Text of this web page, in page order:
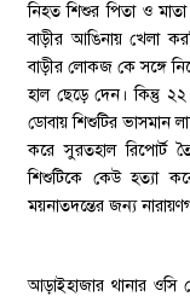
নিহত শিশুর পিতা ও
বাড়ীর আঙিনায় খেলা
বাড়ীর লোকজ কে সঙ্গে
হাল ছেড়ে দেন। কিন্তু
ডোবায় শিশুটির ভাসমান
করে সুরতহাল রিপোর্ট
শিশুটিকে কেউ হত্যা
ময়নাতদন্তের জন্য
আড়াইহাজার থানার ওসি